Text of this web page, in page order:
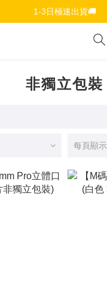
免費註冊會員，$150免運
1-3日極速出貨🚚
追蹤Channel接收WhatsApp優
非獨立包裝
每頁顯